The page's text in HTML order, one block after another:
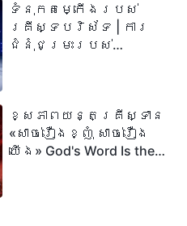
២០២៦
ទំនុកតម្កើង​របស់​
គ្រីស្ទបរិស័ទ | ការ
ជំនុំជម្រះរបស់
ខ្សែភាពយន្តគ្រីស្ទាន
«សាច់រឿងខ្ញុំ សាច់រឿង
យើង» God's Word Is the